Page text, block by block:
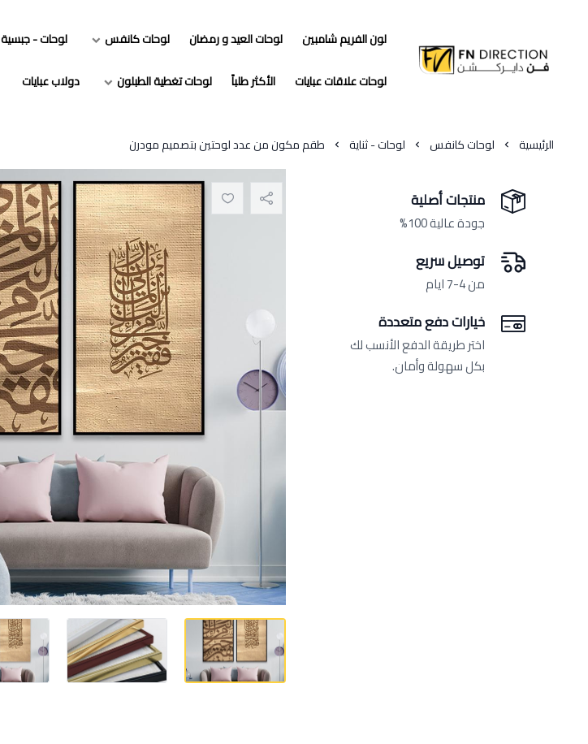
فن دايركشن
لون الفريم شامبين لوحات العيد و رمضان لوحات كانفس لوحات - جبسية
لوحات علاقات عبايات
الأكثر طلباً لوحات تغطية الطبلون دولاب عبايات
الرئيسية لوحات كانفس لوحات - ثناية طقم مكون من عدد لوحتين بتصميم مودرن
منتجات أصلية
جودة عالية 100%
توصيل سريع
من 4-7 ايام
خيارات دفع متعددة
اختر طريقة الدفع الأنسب لك
بكل سهولة وأمان.